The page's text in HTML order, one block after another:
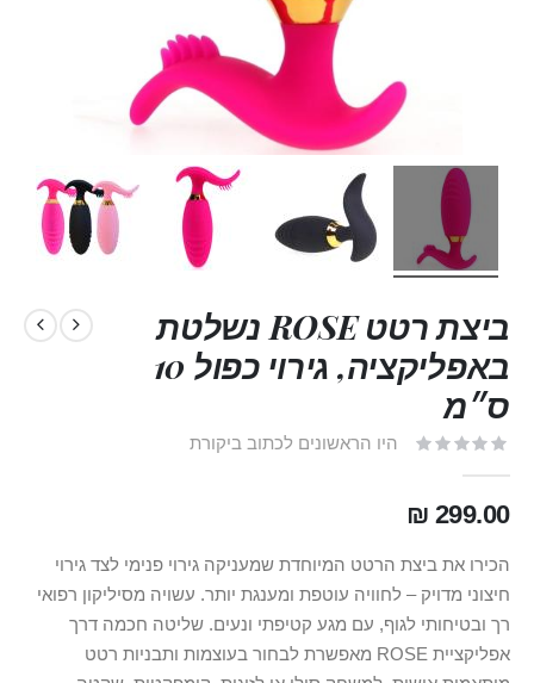
ביצת רטט ROSE נשלטת
באפליקציה, גירוי כפול 10
ס״מ
היו הראשונים לכתוב ביקורת
299.00 ₪
הכירו את ביצת הרטט המיוחדת שמעניקה גירוי פנימי לצד גירוי
חיצוני מדויק – לחוויה עוטפת ומענגת יותר. עשויה מסיליקון רפואי
רך ובטיחותי לגוף, עם מגע קטיפתי ונעים. שליטה חכמה דרך
אפליקציית ROSE מאפשרת לבחור בעוצמות ותבניות רטט